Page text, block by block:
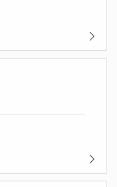
jak również
czasie.